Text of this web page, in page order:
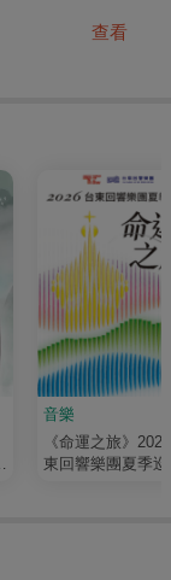
查看
音樂
《命運之旅》
東回響樂團夏季巡